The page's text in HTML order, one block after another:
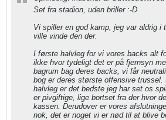
Set fra stadion, uden briller :-D
​​​​​​Vi spiller en god kamp, jeg var aldrig i
ville vinde den der.
I første halvleg for vi vores backs alt
ikke hvor tydeligt det er på fjernsyn
bagrum bag deres backs, vi får
bog er deres største offensive trussel.
halvleg er det bedste jeg har set os
er pivgiftige, lige bortset fra der hvor
kassen. Derudover er vores
nok, det er noget vi er nød til at blive